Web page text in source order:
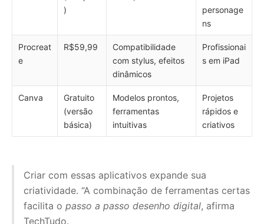
)
personage
ns
Procreat
e
R$59,99
Compatibilidade
com stylus, efeitos
dinâmicos
Profissionai
s em iPad
Canva
Gratuito
(versão
básica)
Modelos prontos,
ferramentas
intuitivas
Projetos
rápidos e
criativos
Criar com essas aplicativos expande sua
criatividade. “A combinação de ferramentas certas
facilita o passo a passo desenho digital, afirma
TechTudo.